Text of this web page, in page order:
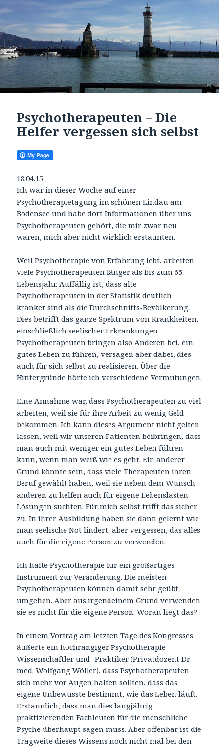
Psychotherapeuten – Die
Helfer vergessen sich selbst
18.04.15
Ich war in dieser Woche auf einer
Psychotherapietagung im schönen Lindau am
Bodensee und habe dort Informationen über uns
Psychotherapeuten gehört, die mir zwar neu
waren, mich aber nicht wirklich erstaunten.
Weil Psychotherapie von Erfahrung lebt, arbeiten
viele Psychotherapeuten länger als bis zum 65.
Lebensjahr. Auffällig ist, dass alte
Psychotherapeuten in der Statistik deutlich
kranker sind als die Durchschnitts-Bevölkerung.
Dies betrifft das ganze Spektrum von Krankheiten,
einschließlich seelischer Erkrankungen.
Psychotherapeuten bringen also Anderen bei, ein
gutes Leben zu führen, versagen aber dabei, dies
auch für sich selbst zu realisieren. Über die
Hintergründe hörte ich verschiedene Vermutungen.
Eine Annahme war, dass Psychotherapeuten zu viel
arbeiten, weil sie für ihre Arbeit zu wenig Geld
bekommen. Ich kann dieses Argument nicht gelten
lassen, weil wir unseren Patienten beibringen, dass
man auch mit weniger ein gutes Leben führen
kann, wenn man weiß wie es geht. Ein anderer
Grund könnte sein, dass viele Therapeuten ihren
Beruf gewählt haben, weil sie neben dem Wunsch
anderen zu helfen auch für eigene Lebenslasten
Lösungen suchten. Für mich selbst trifft das sicher
zu. In ihrer Ausbildung haben sie dann gelernt wie
man seelische Not lindert, aber vergessen, das alles
auch für die eigene Person zu verwenden.
Ich halte Psychotherapie für ein großartiges
Instrument zur Veränderung. Die meisten
Psychotherapeuten können damit sehr geübt
umgehen. Aber aus irgendeinem Grund verwenden
sie es nicht für die eigene Person. Woran liegt das?
In einem Vortrag am letzten Tage des Kongresses
äußerte ein hochrangiger Psychotherapie-
Wissenschaftler und -Praktiker (Privatdozent Dr.
med. Wolfgang Wöller), dass Psychotherapeuten
sich mehr vor Augen halten sollten, dass das
eigene Unbewusste bestimmt, wie das Leben läuft.
Erstaunlich, dass man dies langjährig
praktizierenden Fachleuten für die menschliche
Psyche überhaupt sagen muss. Aber offenbar ist die
Tragweite dieses Wissens noch nicht mal bei den